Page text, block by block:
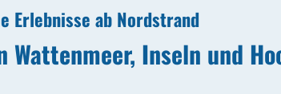
Erlebnisse ab Nordstrand
Wattenmeer, Inseln und